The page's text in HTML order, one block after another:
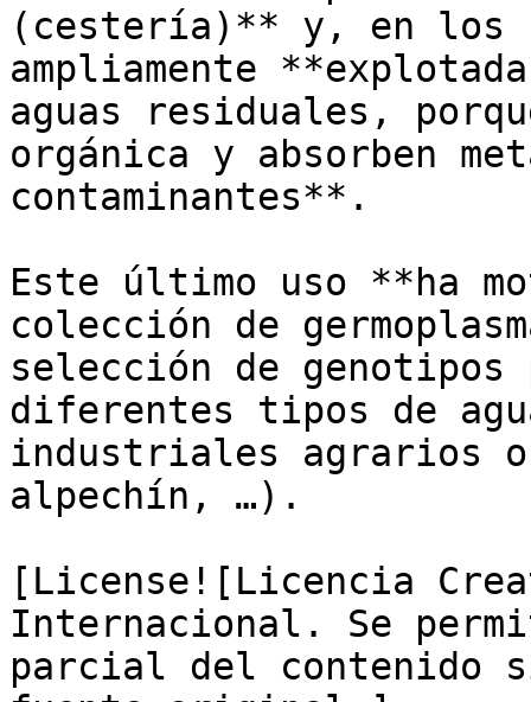
(cestería)** y, en los
ampliamente
aguas residuales,
orgánica y absorben
contaminantes**.
Este último uso **ha
colección de
selección de
diferentes tipos de
industriales agrarios
alpechín, …).
[License![Licencia
Internacional. Se
parcial del contenido